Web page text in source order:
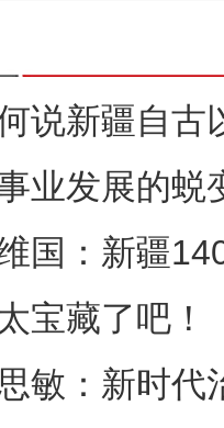
六团举办花式足
说新疆自古
业发展的蜕
国：新疆
宝藏了吧！
敏：新时代